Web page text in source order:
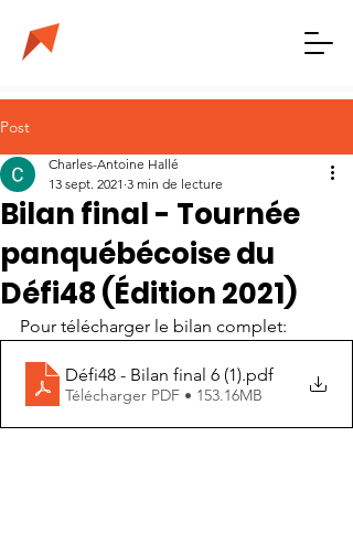
Post
Bilan final - Tournée
panquébécoise du
Défi48 (Édition 2021)
Charles-Antoine Hallé
13 sept. 2021 3 min de lecture
Pour télécharger le bilan complet:
Défi48 - Bilan final 6 (1).pdf
Télécharger PDF • 153.16MB